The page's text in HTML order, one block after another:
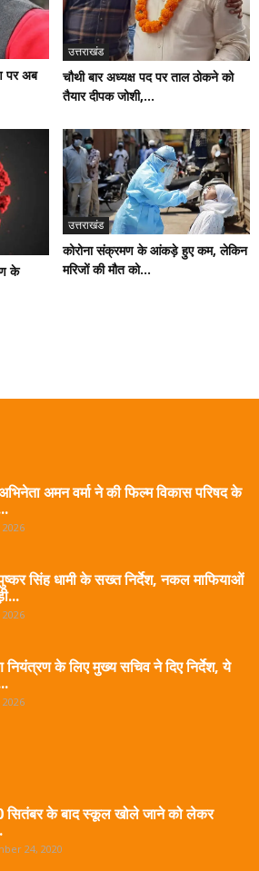
पर अब
उत्तराखंड
चौथी बार अध्यक्ष पद पर ताल ठोकने को
तैयार दीपक जोशी,...
के
उत्तराखंड
कोरोना संक्रमण के आंकड़े हुए कम, लेकिन
मरिजों की मौत को...
अमन वर्मा ने की फिल्म विकास परिषद के
2026
सिंह धामी के सख्त निर्देश, नकल माफियाओं
2026
नियंत्रण के लिए मुख्य सचिव ने दिए निर्देश, ये
2026
सितंबर के बाद स्कूल खोले जाने को लेकर
24, 2020